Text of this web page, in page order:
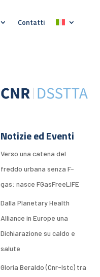
Contatti
Notizie ed Eventi
Verso una catena del
freddo urbana senza F-
gas: nasce FGasFreeLIFE
Dalla Planetary Health
Alliance in Europe una
Dichiarazione su caldo e
salute
Gloria Beraldo (Cnr-Istc) tra